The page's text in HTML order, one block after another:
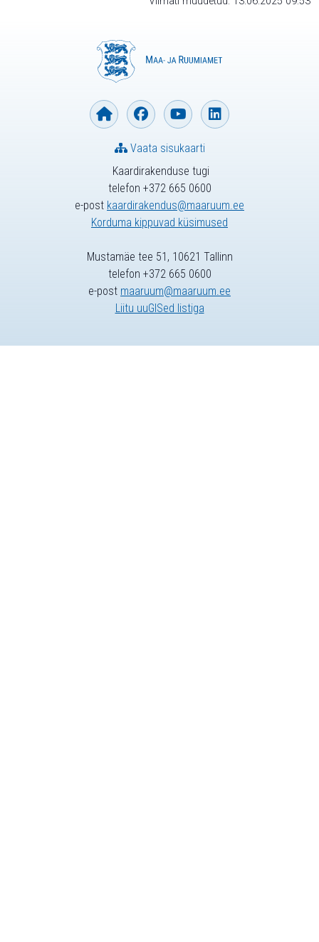
Kaardirakenduse tugi
telefon +372 665 0600
e-post kaardirakendus@maaruum.ee
Korduma kippuvad küsimused
Vaata sisukaarti
Mustamäe tee 51, 10621 Tallinn
telefon +372 665 0600
e-post maaruum@maaruum.ee
Liitu uuGISed listiga